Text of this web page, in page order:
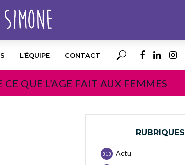
L’ÉQUIPE CONTACT
QUE L’AGE FAIT AUX FEMMES
RUBRIQUES
Actu
313